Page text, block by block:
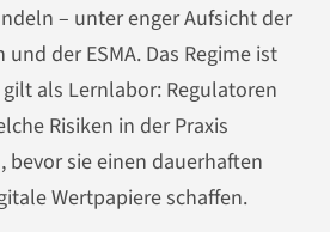
– unter enger Aufsicht der
der ESMA. Das Regime ist
als Lernlabor: Regulatoren
Risiken in der Praxis
sie einen dauerhaften
Wertpapiere schaffen.